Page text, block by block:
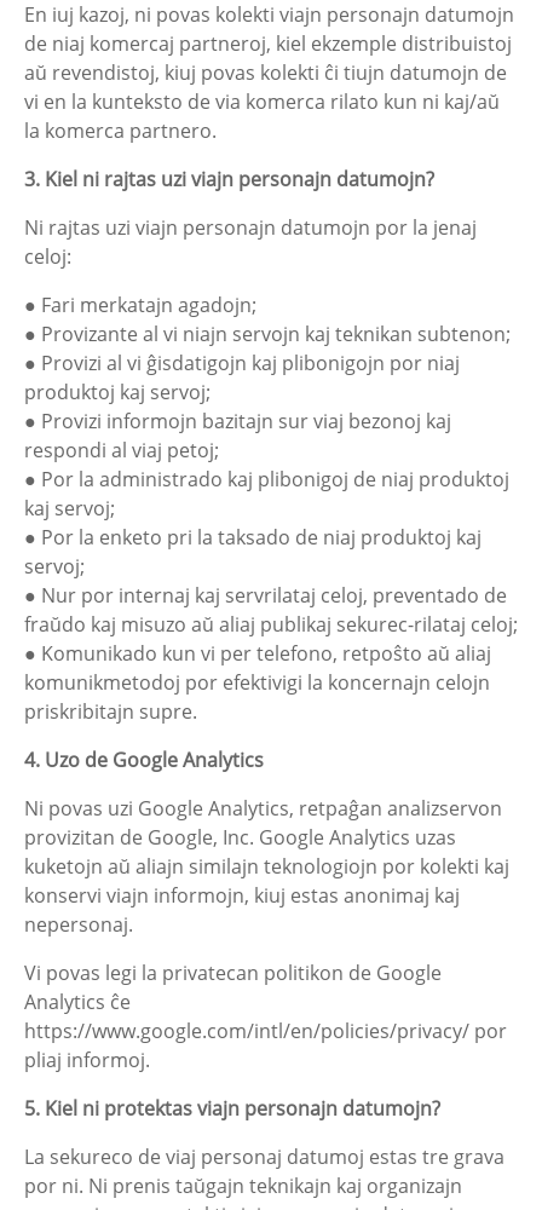
En iuj kazoj, ni povas kolekti viajn personajn datumojn
de niaj komercaj partneroj, kiel ekzemple distribuistoj
aŭ revendistoj, kiuj povas kolekti ĉi tiujn datumojn de
vi en la kunteksto de via komerca rilato kun ni kaj/aŭ
la komerca partnero.
3. Kiel ni rajtas uzi viajn personajn datumojn?
Ni rajtas uzi viajn personajn datumojn por la jenaj
celoj:
● Fari merkatajn agadojn;
● Provizante al vi niajn servojn kaj teknikan subtenon;
● Provizi al vi ĝisdatigojn kaj plibonigojn por niaj
produktoj kaj servoj;
● Provizi informojn bazitajn sur viaj bezonoj kaj
respondi al viaj petoj;
● Por la administrado kaj plibonigoj de niaj produktoj
kaj servoj;
● Por la enketo pri la taksado de niaj produktoj kaj
servoj;
● Nur por internaj kaj servrilataj celoj, preventado de
fraŭdo kaj misuzo aŭ aliaj publikaj sekurec-rilataj celoj;
● Komunikado kun vi per telefono, retpoŝto aŭ aliaj
komunikmetodoj por efektivigi la koncernajn celojn
priskribitajn supre.
4. Uzo de Google Analytics
Ni povas uzi Google Analytics, retpaĝan analizservon
provizitan de Google, Inc. Google Analytics uzas
kuketojn aŭ aliajn similajn teknologiojn por kolekti kaj
konservi viajn informojn, kiuj estas anonimaj kaj
nepersonaj.
Vi povas legi la privatecan politikon de Google
Analytics ĉe
https://www.google.com/intl/en/policies/privacy/ por
pliaj informoj.
5. Kiel ni protektas viajn personajn datumojn?
La sekureco de viaj personaj datumoj estas tre grava
por ni. Ni prenis taŭgajn teknikajn kaj organizajn